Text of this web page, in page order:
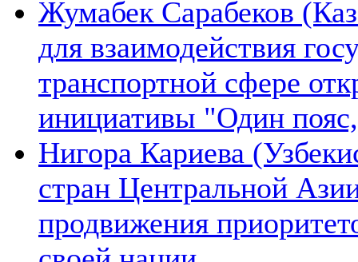
Жумабек Сарабеков
для взаимодействия
транспортной сфере
инициативы "Один
Нигора Кариева
стран Центральной
продвижения